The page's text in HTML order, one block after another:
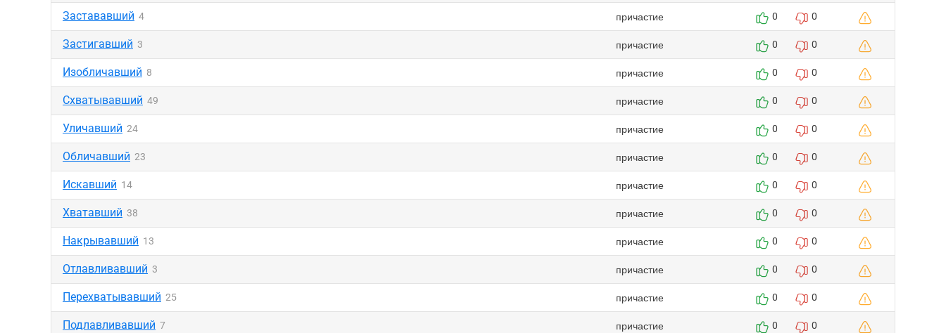
Застававший 4 причастие 0 0
Застигавший 3 причастие 0 0
Изобличавший 8 причастие 0 0
Схватывавший 49 причастие 0 0
Уличавший 24 причастие 0 0
Обличавший 23 причастие 0 0
Искавший 14 причастие 0 0
Хватавший 38 причастие 0 0
Накрывавший 13 причастие 0 0
Отлавливавший 3 причастие 0 0
Перехватывавший 25 причастие 0 0
Подлавливавший 7 причастие 0 0